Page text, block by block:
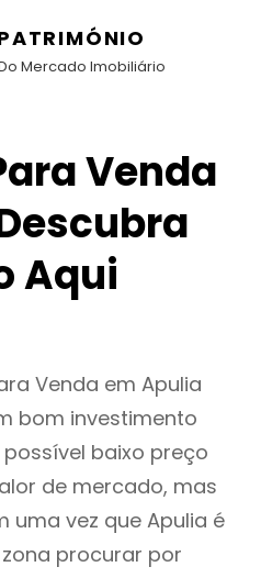
Mercado Imobiliário
Venda
Aqui
Venda em Apulia
bom investimento
baixo preço
de mercado, mas
uma vez que Apulia é
procurar por